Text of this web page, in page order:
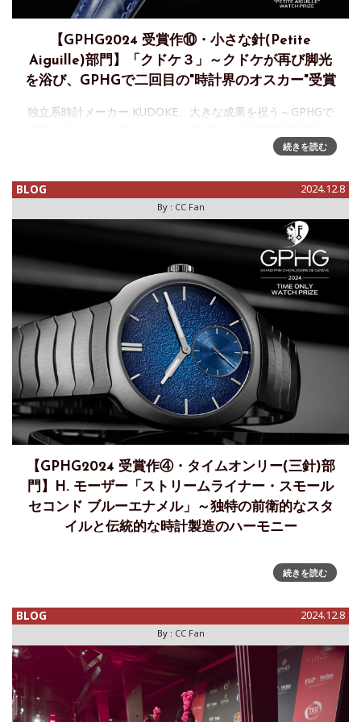
【GPHG2024 受賞作⑩・小さな針(Petite
Aiguille)部門】「クドケ３」～クドケが再び脚光
を浴び、GPHGで二回目の"時計界のオスカー"受賞
独立系時計メーカー KUDOKE、大きな成果を祝う～GPHGで
ーカー KUDOKEは、ジュネーブ時計グランプリ（GPHG）で
続きを読む
BLOG 2024.12.8
By : CC Fan
【GPHG2024 受賞作④・タイムオンリー(三針)部
門】H. モーザー「ストリームライナー・スモール
セコンド ブルーエナメル」～独特の前衛的なスタ
イルと伝統的な時計製造のハーモニー
が英語だったため、その抄訳をブログでお伝えします。H. モ
プリで受賞時計ファンや業界関係者にとって見逃せないイベ
続きを読む
BLOG 2024.12.8
By : CC Fan